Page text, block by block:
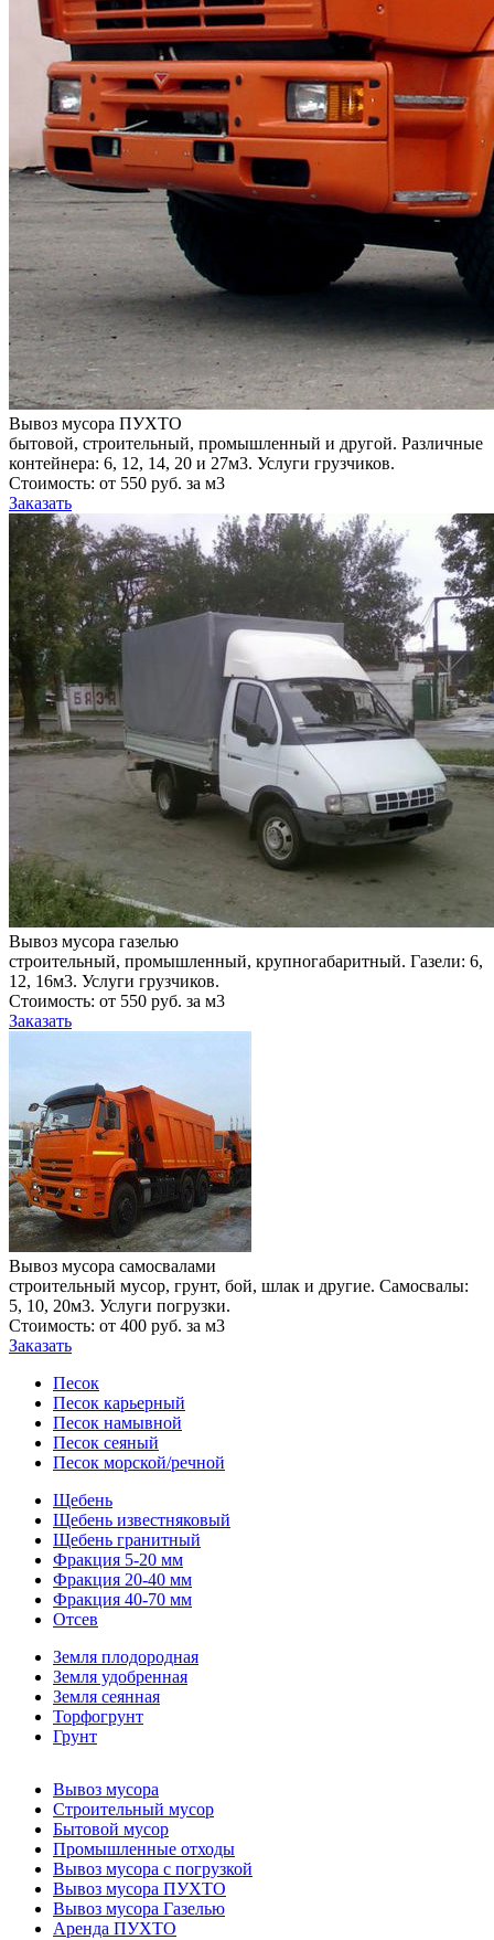
Вывоз мусора ПУХТО
бытовой, строительный, промышленный и другой. Различные
контейнера: 6, 12, 14, 20 и 27м3. Услуги грузчиков.
Стоимость: от 550 руб. за м3
Заказать
Вывоз мусора газелью
строительный, промышленный, крупногабаритный. Газели: 6,
12, 16м3. Услуги грузчиков.
Стоимость: от 550 руб. за м3
Заказать
Вывоз мусора самосвалами
строительный мусор, грунт, бой, шлак и другие. Самосвалы:
5, 10, 20м3. Услуги погрузки.
Стоимость: от 400 руб. за м3
Заказать
Песок
Песок карьерный
Песок намывной
Песок сеяный
Песок морской/речной
Щебень
Щебень известняковый
Щебень гранитный
Фракция 5-20 мм
Фракция 20-40 мм
Фракция 40-70 мм
Отсев
Земля плодородная
Земля удобренная
Земля сеянная
Торфогрунт
Грунт
Вывоз мусора
Строительный мусор
Бытовой мусор
Промышленные отходы
Вывоз мусора с погрузкой
Вывоз мусора ПУХТО
Вывоз мусора Газелью
Аренда ПУХТО